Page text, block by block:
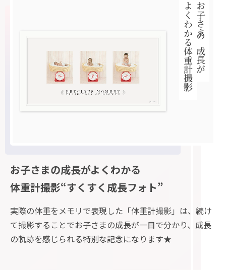
お子さまの成長が
よくわかる体重計撮影
お子さまの成長がよくわかる
体重計撮影“すくすく成長フォト”
実際の体重をメモリで表現した「体重計撮影」は、続け
て撮影することでお子さまの成長が一目で分かり、成長
の軌跡を感じられる特別な記念になります★